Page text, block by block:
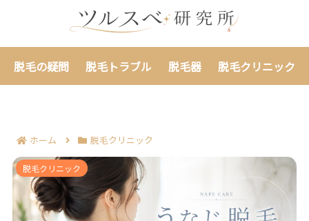
脱毛の疑問 脱毛トラブル 脱毛器 脱毛クリニック
ホーム 脱毛クリニック
湘南美容外科の全身脱毛でうなじを確認する判断基準7
つ｜範囲と追加契約の迷いを減らす！
脱毛クリニック